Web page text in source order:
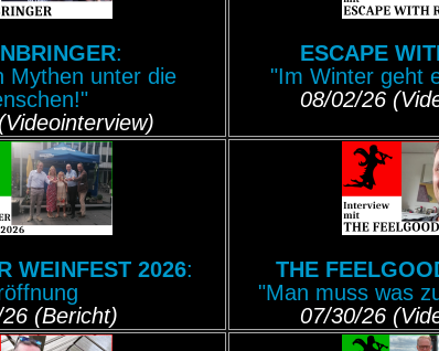
:
Mythen unter die
ESCAPE
"Im Winter geht
08/02/26
WEINFEST 2026:
(Bericht)
THE
"Man muss was
07/30/26